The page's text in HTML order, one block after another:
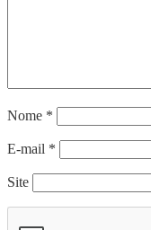
Nome *
E-mail *
Site